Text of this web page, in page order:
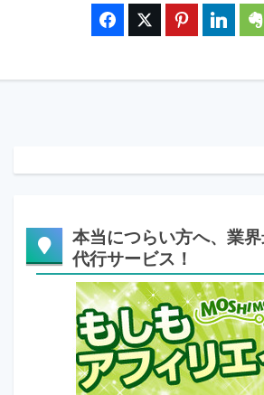
本当につらい方へ、業
代行サービス！